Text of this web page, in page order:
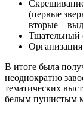
(первые
вторые –
Тщательный
В итоге была
неоднократно
тематических
белым пушистым